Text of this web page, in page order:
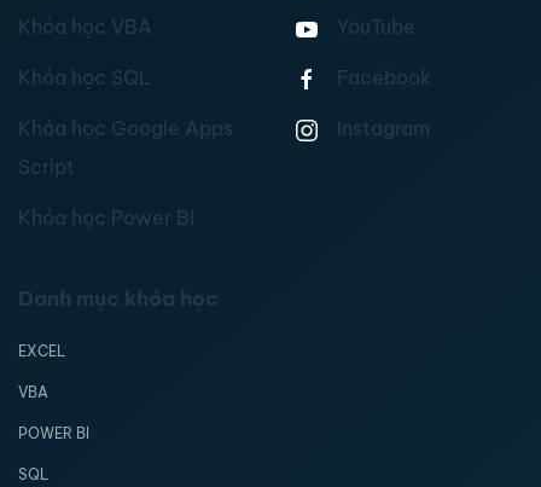
Khóa học VBA
Khóa học SQL
Khóa học Google Apps
Script
Khóa học Power BI
YouTube
Facebook
Instagram
Danh mục khóa học
EXCEL
VBA
POWER BI
SQL